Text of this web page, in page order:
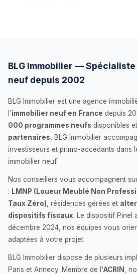
BLG Immobilier —
neuf depuis 2002
BLG Immobilier est une agence
l'immobilier neuf en France depuis
000 programmes neufs disponibles et
partenaires , BLG Immobilier
investisseurs et primo-accédants dans
immobilier neuf.
Nos conseillers vous accompagnent
: LMNP (Loueur Meublé Non
Taux Zéro) , résidences gérées et
dispositifs fiscaux. Le dispositif Pinel
décembre 2024, nos équipes vous
adaptées à votre projet.
BLG Immobilier dispose de plusieurs
Paris et Annecy. Membre de l'ACRIN
,